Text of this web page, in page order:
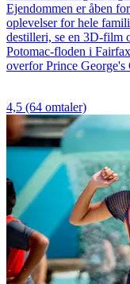
Ejendommen er åben
oplevelser for hele
destilleri, se en 3D-film
Potomac-floden i
overfor Prince
4,5 (64 omtaler)